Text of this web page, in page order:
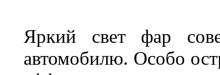
Яркий свет фар
автомобилю. Особо